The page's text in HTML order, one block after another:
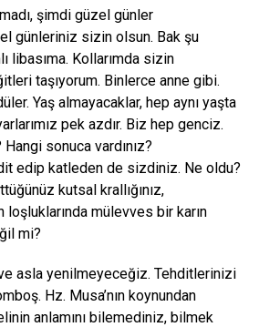
şimdi güzel günler
günleriniz sizin olsun. Bak şu
libasıma. Kollarımda sizin
taşıyorum. Binlerce anne gibi.
Yaş almayacaklar, hep aynı yaşta
pek azdır. Biz hep genciz.
sonuca vardınız?
edip katleden de sizdiniz. Ne oldu?
kutsal krallığınız,
loşluklarında mülevves bir karın
mi?
asla yenilmeyeceğiz. Tehditlerinizi
Hz. Musa’nın koynundan
anlamını bilemediniz, bilmek